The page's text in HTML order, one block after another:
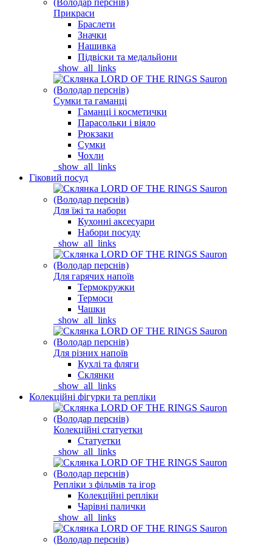
Прикраси
Браслети
Значки
Нашивка
Підвіски та медальйони
_show_all_links
Сумки та гаманці
Гаманці і косметички
Парасольки і віяло
Рюкзаки
Сумки
Чохли
_show_all_links
Гіковий посуд
Для їжі та набори
Кухонні аксесуари
Набори посуду
_show_all_links
Для гарячих напоїв
Термокружки
Термоси
Чашки
_show_all_links
Для різних напоїв
Кухлі та фляги
Склянки
_show_all_links
Колекційні фігурки та репліки
Колекційні статуетки
Статуетки
_show_all_links
Репліки з фільмів та ігор
Колекційні репліки
Чарівні палички
_show_all_links